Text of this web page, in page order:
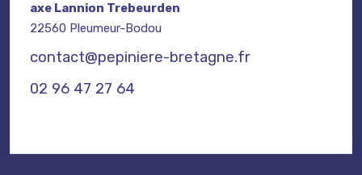
axe Lannion Trebeurden
22560 Pleumeur-Bodou
contact@pepiniere-bretagne.fr
02 96 47 27 64